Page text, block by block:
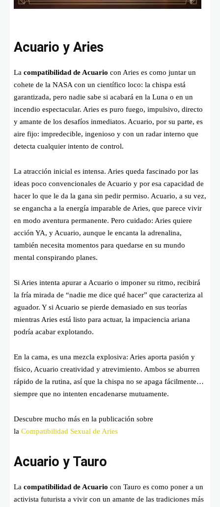
Acuario y Aries
La compatibilidad de Acuario con Aries es como juntar un
cohete de la NASA con un científico loco: la chispa está
garantizada, pero nadie sabe si acabará en la Luna o en un
incendio espectacular. Aries es puro fuego, impulsivo, directo
y amante de los desafíos inmediatos. Acuario, por su parte, es
aire fijo: impredecible, ingenioso y con un radar interno que
detecta cualquier intento de control.
La atracción inicial es intensa. Aries queda fascinado por las
ideas poco convencionales de Acuario y por esa capacidad de
hacer lo que le da la gana sin pedir permiso. Acuario, a su vez,
se engancha a la energía imparable de Aries, que parece vivir
en modo aventura permanente. Pero cuidado: Aries quiere
acción YA, y Acuario, aunque le encanta la adrenalina,
también necesita momentos para quedarse en su mundo
mental conspirando planes.
Si Aries intenta apurar a Acuario o imponer su ritmo, recibirá
la fría mirada de “nadie me dice qué hacer” que caracteriza al
aguador. Y si Acuario se pierde demasiado en sus teorías
mientras Aries está listo para actuar, la impaciencia ariana
podría acabar explotando.
En la cama, es una mezcla explosiva: Aries aporta pasión y
físico, Acuario creatividad y atrevimiento. Ambos se aburren
rápido de la rutina, así que la chispa no se apaga fácilmente…
siempre que no intenten encadenarse mutuamente.
Descubre mucho más en la publicación sobre
la Compatibilidad Sexual de Aries
Acuario y Tauro
La compatibilidad de Acuario con Tauro es como poner a un
activista futurista a vivir con un amante de las tradiciones más